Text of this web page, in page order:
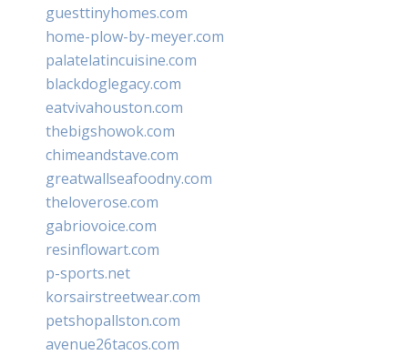
guesttinyhomes.com
home-plow-by-meyer.com
palatelatincuisine.com
blackdoglegacy.com
eatvivahouston.com
thebigshowok.com
chimeandstave.com
greatwallseafoodny.com
theloverose.com
gabriovoice.com
resinflowart.com
p-sports.net
korsairstreetwear.com
petshopallston.com
avenue26tacos.com